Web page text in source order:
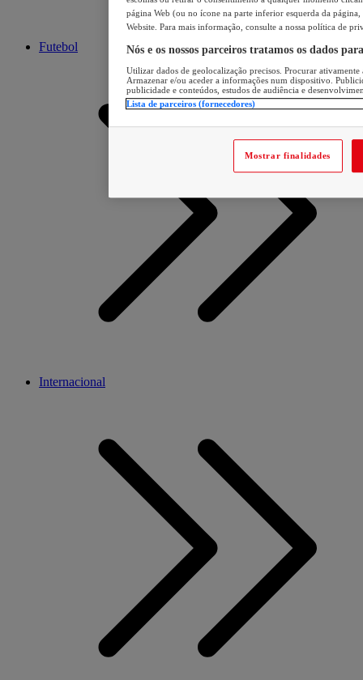
Futebol
Internacional
página Web (ou no ícone na parte inferior esquerda da página,
Website. Para mais informação, consulte a nossa política de
Nós e os nossos parceiros tratamos os dados
Utilizar dados de geolocalização precisos. Procurar
Armazenar e/ou aceder a informações num dispositivo.
publicidade e conteúdos, estudos de audiência e
Lista de parceiros (fornecedores)
Mostrar finalidades